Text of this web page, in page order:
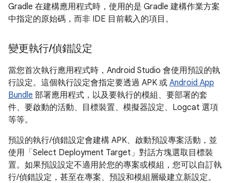
Gradle 在建構應用程式時，使用的是 Gradle 建構作業方案
中指定的原始碼，而非 IDE 目前載入的項目。
變更執行/偵錯設定
當您首次執行應用程式時，Android Studio 會使用預設的執
行設定。這個執行設定會指定要透過 APK 或 Android App
Bundle 部署應用程式，以及要執行的模組、要部署的套
件、要啟動的活動、目標裝置、模擬器設定、Logcat 選項
等等。
預設的執行/偵錯設定會建構 APK、啟動預設專案活動，並
使用 「Select Deployment Target」對話方塊選取目標裝
置。如果預設設定不適用於您的專案或模組，您可以自訂執
行/偵錯設定，甚至在專案、預設和模組層級建立新設定。